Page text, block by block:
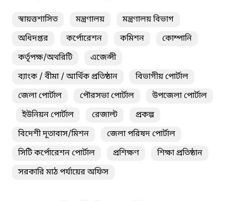
স্বায়ত্তশাসিত মন্ত্রণালয়
মন্ত্রণালয় বিভাগ
অধিদপ্তর
কর্পোরেশন কমিশন
কোম্পানি
কর্তৃপক্ষ/অথরিটি
এজেন্সী
ব্যাংক / বীমা / আর্থিক প্রতিষ্ঠান
বিভাগীয় পোর্টাল
জেলা পোর্টাল
পৌরসভা পোর্টাল
উপজেলা পোর্টাল
ইউনিয়ন পোর্টাল
রেজাল্ট
প্রকল্প
বিদেশী দূতাবাস/মিশন
জেলা পরিষদ পোর্টাল
সিটি কর্পোরেশন পোর্টাল
প্রশিক্ষণ
শিক্ষা প্রতিষ্ঠান
সরকারি মাঠ পর্যায়ের অফিস